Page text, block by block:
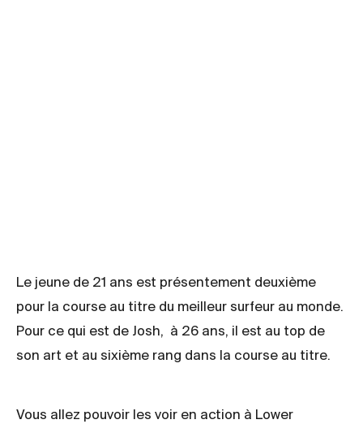
Le jeune de 21 ans est présentement deuxième
pour la course au titre du meilleur surfeur au monde.
Pour ce qui est de Josh, à 26 ans, il est au top de
son art et au sixième rang dans la course au titre.
Vous allez pouvoir les voir en action à Lower